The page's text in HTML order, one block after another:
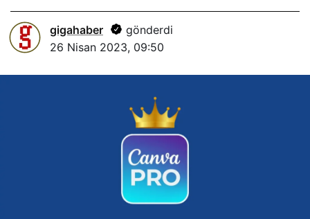
gigahaber
gönderdi
26 Nisan 2023, 09:50